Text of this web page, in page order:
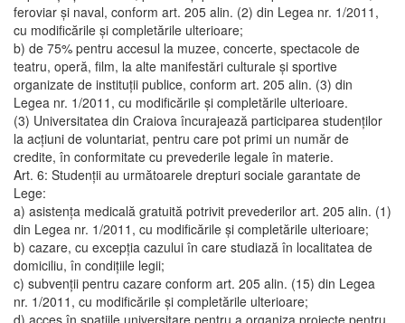
feroviar şi naval, conform art. 205 alin. (2) din Legea nr. 1/2011,
cu modificările şi completările ulterioare;
b) de 75% pentru accesul la muzee, concerte, spectacole de
teatru, operă, film, la alte manifestări culturale şi sportive
organizate de instituţii publice, conform art. 205 alin. (3) din
Legea nr. 1/2011, cu modificările şi completările ulterioare.
(3) Universitatea din Craiova încurajează participarea studenţilor
la acţiuni de voluntariat, pentru care pot primi un număr de
credite, în conformitate cu prevederile legale în materie.
Art. 6: Studenţii au următoarele drepturi sociale garantate de
Lege:
a) asistenţa medicală gratuită potrivit prevederilor art. 205 alin. (1)
din Legea nr. 1/2011, cu modificările şi completările ulterioare;
b) cazare, cu excepţia cazului în care studiază în localitatea de
domiciliu, în condiţiile legii;
c) subvenţii pentru cazare conform art. 205 alin. (15) din Legea
nr. 1/2011, cu modificările şi completările ulterioare;
d) acces în spaţiile universitare pentru a organiza proiecte pentru